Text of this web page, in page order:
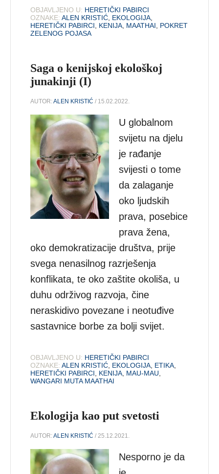
OBJAVLJENO U: HERETIČKI PABIRCI
OZNAKE: ALEN KRISTIĆ, EKOLOGIJA,
HERETIČKI PABIRCI, KENIJA, MAATHAI, POKRET
ZELENOG POJASA
Saga o kenijskoj ekološkoj
junakinji (I)
AUTOR:ALEN KRISTIĆ / 15.02.2022.
U globalnom
svijetu na djelu
je rađanje
svijesti o tome
da zalaganje
oko ljudskih
prava, posebice
prava žena,
oko demokratizacije društva, prije
svega nenasilnog razrješenja
konflikata, te oko zaštite okoliša, u
duhu održivog razvoja, čine
neraskidivo povezane i neotuđive
sastavnice borbe za bolji svijet.
OBJAVLJENO U: HERETIČKI PABIRCI
OZNAKE: ALEN KRISTIĆ EKOLOGIJA ETIKA
HERETIČKI PABIRCI
KENIJA MAU-MAU
WANGARI MUTA MAATHAI
Ekologija kao put svetosti
AUTOR:ALEN KRISTIĆ / 25.12.2021.
Nesporno je da